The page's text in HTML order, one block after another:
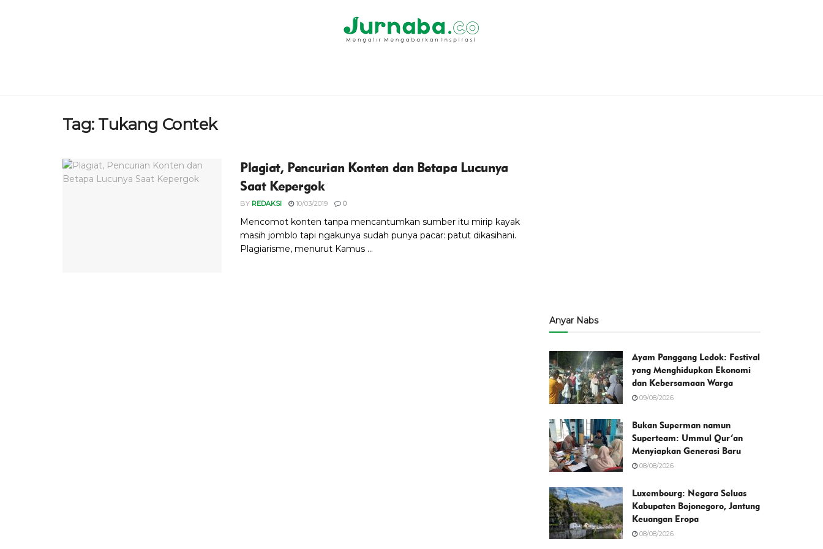
Tag: Tukang Contek
Plagiat, Pencurian Konten dan Betapa Lucunya
Saat Kepergok
BY REDAKSI 10/03/2019 0
Mencomot konten tanpa mencantumkan sumber itu mirip kayak
masih jomblo tapi ngakunya sudah punya pacar: patut dikasihani.
Plagiarisme, menurut Kamus ...
Anyar Nabs
Ayam Panggang Ledok: Festival
yang Menghidupkan Ekonomi
dan Kebersamaan Warga
09/08/2026
Bukan Superman namun
Superteam: Ummul Qur’an
Menyiapkan Generasi Baru
08/08/2026
Luxembourg: Negara Seluas
Kabupaten Bojonegoro, Jantung
Keuangan Eropa
08/08/2026